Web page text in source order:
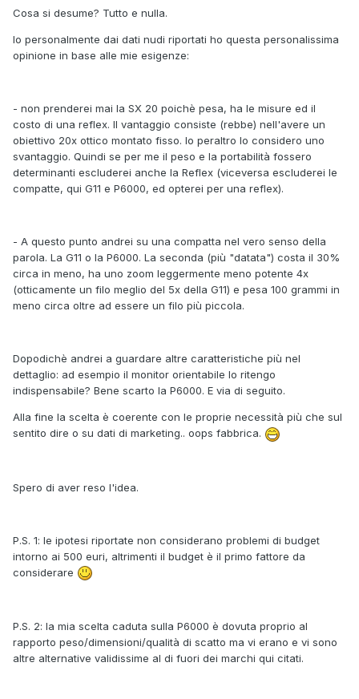
Cosa si desume? Tutto e nulla.
Io personalmente dai dati nudi riportati ho questa personalissima
opinione in base alle mie esigenze:
- non prenderei mai la SX 20 poichè pesa, ha le misure ed il
costo di una reflex. Il vantaggio consiste (rebbe) nell'avere un
obiettivo 20x ottico montato fisso. Io peraltro lo considero uno
svantaggio. Quindi se per me il peso e la portabilità fossero
determinanti escluderei anche la Reflex (viceversa escluderei le
compatte, qui G11 e P6000, ed opterei per una reflex).
- A questo punto andrei su una compatta nel vero senso della
parola. La G11 o la P6000. La seconda (più "datata") costa il 30%
circa in meno, ha uno zoom leggermente meno potente 4x
(otticamente un filo meglio del 5x della G11) e pesa 100 grammi in
meno circa oltre ad essere un filo più piccola.
Dopodichè andrei a guardare altre caratteristiche più nel
dettaglio: ad esempio il monitor orientabile lo ritengo
indispensabile? Bene scarto la P6000. E via di seguito.
Alla fine la scelta è coerente con le proprie necessità più che sul
sentito dire o su dati di marketing.. oops fabbrica.
Spero di aver reso l'idea.
P.S. 1: le ipotesi riportate non considerano problemi di budget
intorno ai 500 euri, altrimenti il budget è il primo fattore da
considerare
P.S. 2: la mia scelta caduta sulla P6000 è dovuta proprio al
rapporto peso/dimensioni/qualità di scatto ma vi erano e vi sono
altre alternative validissime al di fuori dei marchi qui citati.